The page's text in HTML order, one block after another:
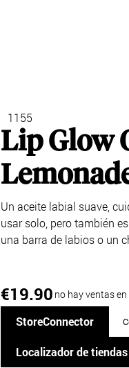
1155
Lip Glow
Un aceite labial suave,
usar solo, pero también
una barra de labios o un
€19.90 no hay ventas en
StoreConnector
Localizador de tiendas